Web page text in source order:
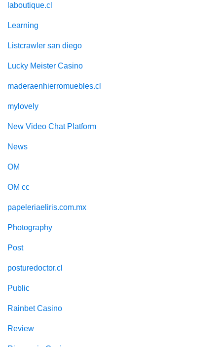
laboutique.cl
Learning
Listcrawler san diego
Lucky Meister Casino
maderaenhierromuebles.cl
mylovely
New Video Chat Platform
News
OM
OM cc
papeleriaeliris.com.mx
Photography
Post
posturedoctor.cl
Public
Rainbet Casino
Review